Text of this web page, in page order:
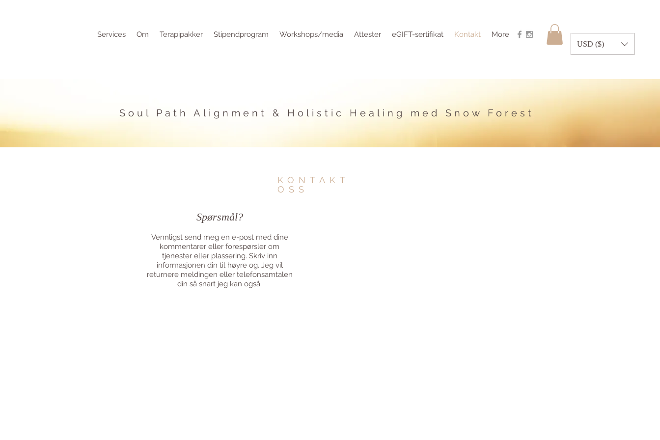
Services Om Terapipakker Stipendprogram Workshops/media Attester eGIFT-sertifikat Kontakt More
USD ($)
KONTAKT
OSS
Spørsmål?
Vennligst send meg en e-post med dine
kommentarer eller forespørsler om
tjenester eller plassering. Skriv inn
informasjonen din til høyre og. Jeg vil
returnere meldingen eller telefonsamtalen
din så snart jeg kan også.
Soul Path Alignment & Holistic Healing med Snow Forest